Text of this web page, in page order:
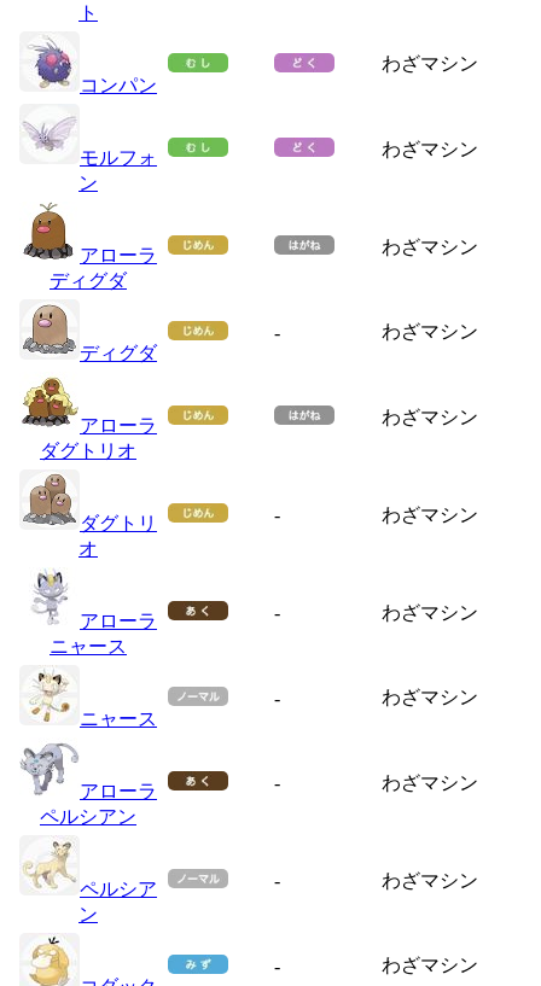
ト
コンパン
わざマシン
モルフォ
ン
わざマシン
アローラ
ディグダ
わざマシン
ディグダ
- わざマシン
アローラ
ダグトリオ
わざマシン
ダグトリ
オ
- わざマシン
アローラ
ニャース
- わざマシン
ニャース
- わざマシン
アローラ
ペルシアン
- わざマシン
ペルシア
ン
- わざマシン
- わざマシン